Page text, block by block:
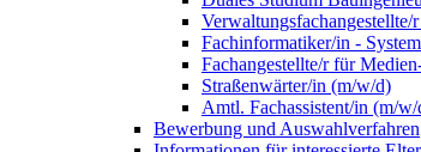
Verwaltungsfachangestellte/
Fachinformatiker/in -
Fachangestellte/r für
Straßenwärter/in (m/w/d)
Amtl. Fachassistent/in (m/w/
Bewerbung und Auswahlverfahren